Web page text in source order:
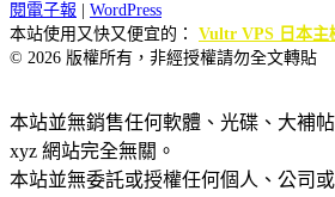
閱電子報
WordPress
本站使用又快又便宜的： Vultr VPS 日本主
© 2026 版權所有，非經授權請勿全文轉貼
本站並無銷售任何軟體、光碟、大補
xyz 網站完全無關。
本站並無委託或授權任何個人、公司